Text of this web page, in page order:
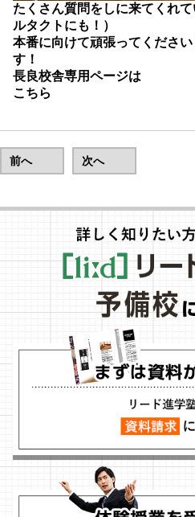
たくさん質問をしに来てくれ
ルタクトにも！）
本番に向けて頑張ってくださ
す！
長良校舎専用ページは
こちら
前へ 次へ